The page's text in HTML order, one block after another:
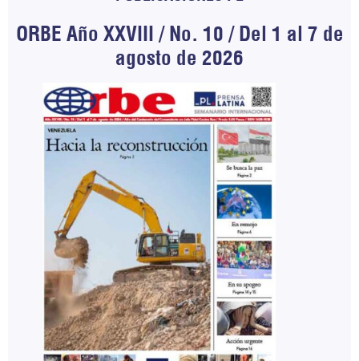
ORBE Año XXVIII / No. 10 / Del 1 al 7 de
agosto de 2026